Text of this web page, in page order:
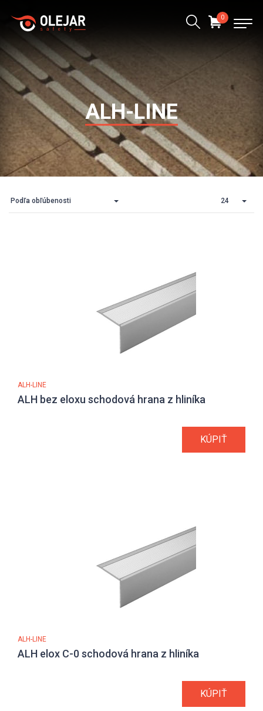
ALH-LINE
Podľa obľúbenosti 24
ALH-LINE
ALH bez eloxu schodová hrana z hliníka
KÚPIŤ
ALH-LINE
ALH elox C-0 schodová hrana z hliníka
KÚPIŤ
0